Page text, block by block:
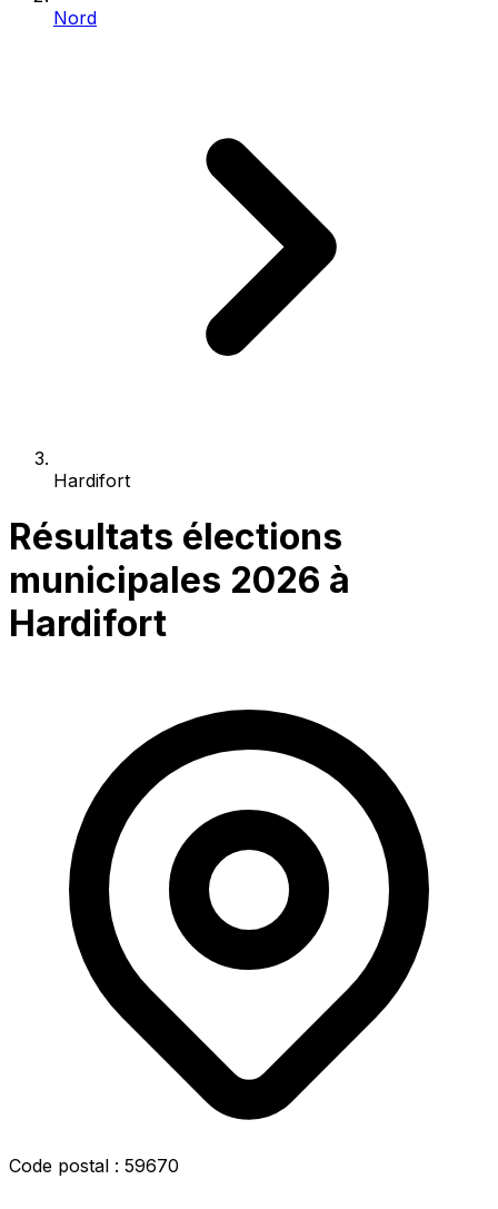
Nord
Hardifort
Résultats élections
municipales 2026 à
Hardifort
Code postal : 59670